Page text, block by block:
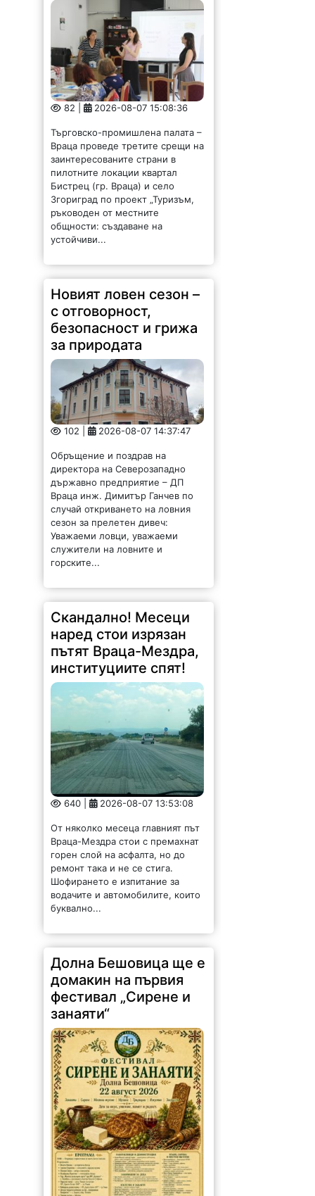
82 | 2026-08-07 15:08:36
Търговско-промишлена палата –
Враца проведе третите срещи на
заинтересованите страни в
пилотните локации квартал
Бистрец (гр. Враца) и село
Згориград по проект „Туризъм,
ръководен от местните
общности: създаване на
устойчиви...
Новият ловен сезон –
с отговорност,
безопасност и грижа
за природата
102 | 2026-08-07 14:37:47
Обръщение и поздрав на
директора на Северозападно
държавно предприятие – ДП
Враца инж. Димитър Ганчев по
случай откриването на ловния
сезон за прелетен дивеч:
Уважаеми ловци, уважаеми
служители на ловните и
горските...
Скандално! Месеци
наред стои изрязан
пътят Враца-Мездра,
институциите спят!
640 | 2026-08-07 13:53:08
От няколко месеца главният път
Враца-Мездра стои с премахнат
горен слой на асфалта, но до
ремонт така и не се стига.
Шофирането е изпитание за
водачите и автомобилите, които
буквално...
Долна Бешовица ще е
домакин на първия
фестивал „Сирене и
занаяти“